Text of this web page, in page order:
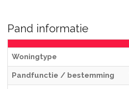
Pand informatie
Woningtype
Pandfunctie / bestemming